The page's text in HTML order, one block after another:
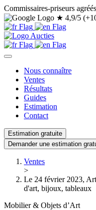
Commissaires-priseurs
★ 4,9/5
Nous connaître
Ventes
Résultats
Guides
Estimation
Contact
Estimation gratuite
Demander une estimation
Ventes
>
Le 24 février 2023,
d'art, bijoux, tableaux
Mobilier & Objets d’Art